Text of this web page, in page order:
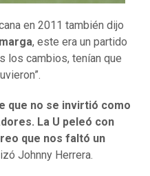
en 2011 también dijo
, este era un partido
los cambios, tenían que
que no se invirtió como
La U peleó con
que nos faltó un
Johnny Herrera.